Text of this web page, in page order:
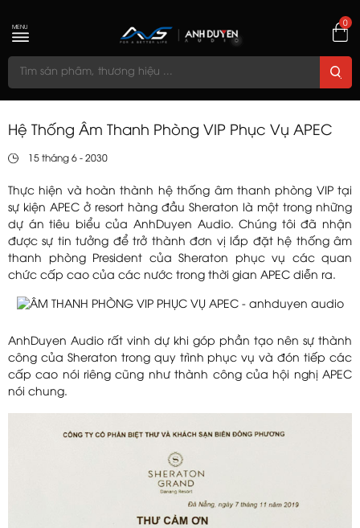
0
MENU
Hệ Thống Âm Thanh Phòng VIP Phục Vụ APEC
15 tháng 6 - 2030
Thực hiện và hoàn thành hệ thống âm thanh phòng VIP tại
sự kiện APEC ở resort hàng đầu Sheraton là một trong những
dự án tiêu biểu của AnhDuyen Audio. Chúng tôi đã nhận
được sự tin tưởng để trở thành đơn vị lắp đặt hệ thống âm
thanh phòng President của Sheraton phục vụ các quan
chức cấp cao của các nước trong thời gian APEC diễn ra.
AnhDuyen Audio rất vinh dự khi góp phần tạo nên sự thành
công của Sheraton trong quy trình phục vụ và đón tiếp các
cấp cao nói riêng cũng như thành công của hội nghị APEC
nói chung.